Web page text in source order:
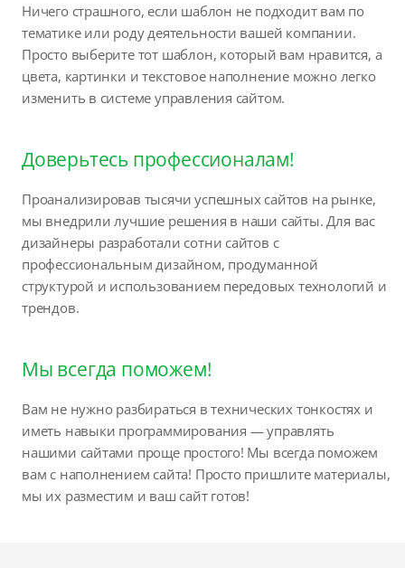
Ничего страшного, если шаблон не подходит вам по
тематике или роду деятельности вашей компании.
Просто выберите тот шаблон, который вам нравится, а
цвета, картинки и текстовое наполнение можно легко
изменить в системе управления сайтом.
Доверьтесь профессионалам!
Проанализировав тысячи успешных сайтов на рынке,
мы внедрили лучшие решения в наши сайты. Для вас
дизайнеры разработали сотни сайтов с
профессиональным дизайном, продуманной
структурой и использованием передовых технологий и
трендов.
Мы всегда поможем!
Вам не нужно разбираться в технических тонкостях и
иметь навыки программирования — управлять
нашими сайтами проще простого! Мы всегда поможем
вам с наполнением сайта! Просто пришлите материалы,
мы их разместим и ваш сайт готов!